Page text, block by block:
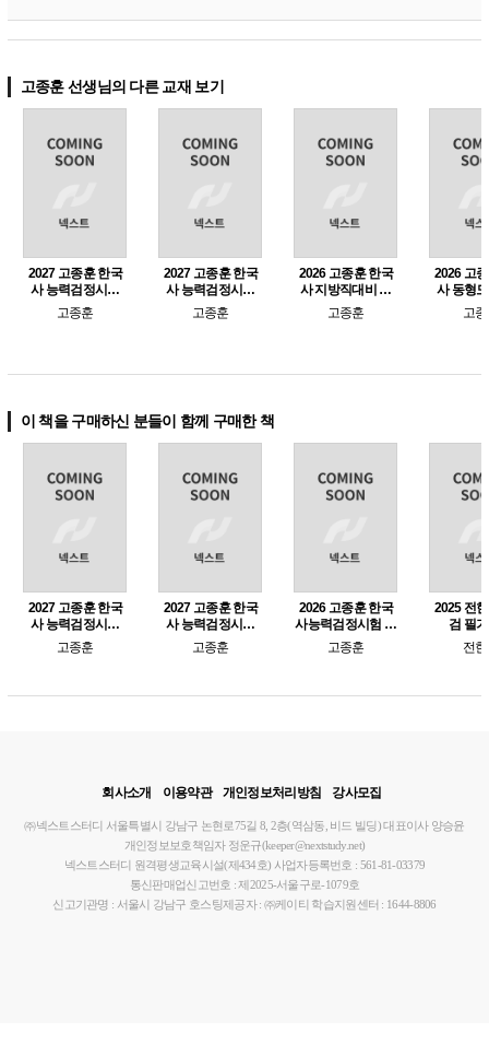
고종훈 선생님의 다른 교재 보기
2027 고종훈 한국
사 능력검정시험
기출 300제 (심화
1,2,3급)
고종훈
2027 고종훈 한국
사 능력검정시험
단권화 노트(서브
노트)
고종훈
2026 고종훈 한국
사 지방직대비 동
형모의고사
고종훈
2026 고
사 동형
시즌 2 (e-
매가
고
이 책을 구매하신 분들이 함께 구매한 책
2027 고종훈 한국
사 능력검정시험
기출 300제 (심화
1,2,3급)
고종훈
2027 고종훈 한국
사 능력검정시험
단권화 노트(서브
노트)
고종훈
2026 고종훈 한국
사능력검정시험 기
출 400제
고종훈
2025 전
검 필
전
회사소개 이용약관 개인정보처리방침 강사모집
㈜넥스트스터디 서울특별시 강남구 논현로75길 8, 2층(역삼동, 비드 빌딩)대표이사 양승윤
개인정보보호책임자 정운규(keeper@nextstudy.net)
넥스트스터디 원격평생교육시설(제434호) 사업자등록번호 : 561-81-03379
통신판매업신고번호 : 제2025-서울구로-1079호
신고기관명 : 서울시 강남구 호스팅제공자 : ㈜케이티 학습지원센터 : 1644-8806